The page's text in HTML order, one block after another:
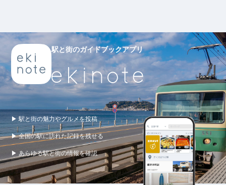
駅と街のガイドブックアプリ
▶ 駅と街の魅力やグルメを投稿
▶ 全国の駅に訪れた記録を残せる
▶ あらゆる駅と街の情報を確認